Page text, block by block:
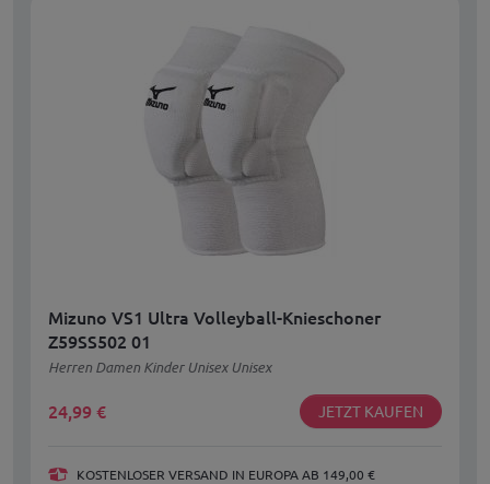
Mizuno VS1 Ultra Volleyball-Knieschoner
Z59SS502 01
Herren Damen Kinder Unisex Unisex
24,99 € JETZT KAUFEN
KOSTENLOSER VERSAND IN EUROPA AB 149,00 €